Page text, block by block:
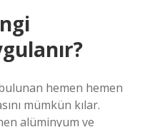
hemen hemen
mümkün kılar.
alüminyum ve